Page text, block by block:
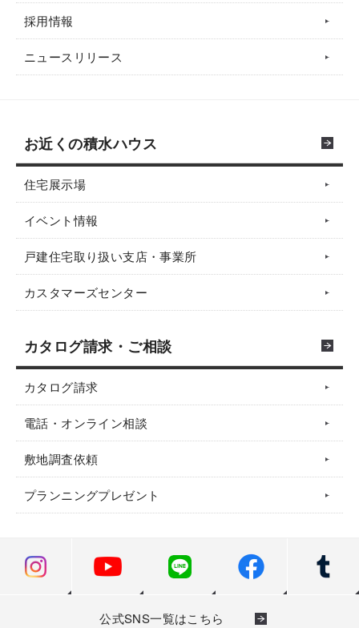
採用情報
ニュースリリース
お近くの積水ハウス
住宅展示場
イベント情報
戸建住宅取り扱い支店・事業所
カスタマーズセンター
カタログ請求・ご相談
カタログ請求
電話・オンライン相談
敷地調査依頼
プランニングプレゼント
公式SNS一覧はこちら